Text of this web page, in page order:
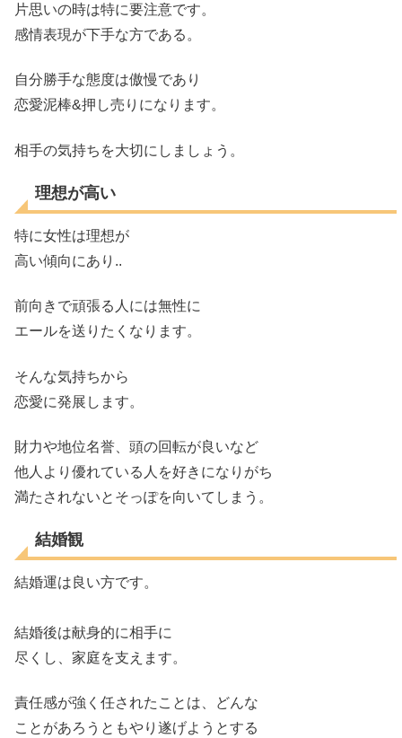
片思いの時は特に要注意です。
感情表現が下手な方である。
自分勝手な態度は傲慢であり
恋愛泥棒&押し売りになります。
相手の気持ちを大切にしましょう。
理想が高い
特に女性は理想が
高い傾向にあり..
前向きで頑張る人には無性に
エールを送りたくなります。
そんな気持ちから
恋愛に発展します。
財力や地位名誉、頭の回転が良いなど
他人より優れている人を好きになりがち
満たされないとそっぽを向いてしまう。
結婚観
結婚運は良い方です。
結婚後は献身的に相手に
尽くし、家庭を支えます。
責任感が強く任されたことは、どんな
ことがあろうともやり遂げようとする